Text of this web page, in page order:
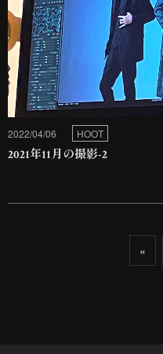
2022/04/06 HOOT
2021年11月の撮影-2
«